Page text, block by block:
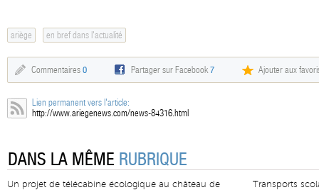
ariège en bref dans l'actualité
Commentaires 0 Partager sur Facebook7 Ajouter aux
Lien permanent vers l'article:
http://www.ariegenews.com/news-84316.html
DANS LA MÊME RUBRIQUE
Un projet de télécabine écologique au château de
Transports